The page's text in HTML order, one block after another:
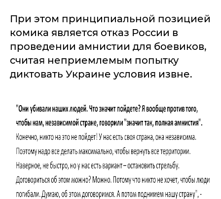
При этом принципиальной позицией
комика является отказ России в
проведении амнистии для боевиков,
считая неприемлемым попытку
диктовать Украине условия извне.